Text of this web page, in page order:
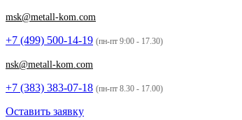
msk@metall-kom.com
+7 (499) 500-14-19 (пн-пт 9:00 - 17.30)
nsk@metall-kom.com
+7 (383) 383-07-18 (пн-пт 8.30 - 17.00)
Оставить заявку